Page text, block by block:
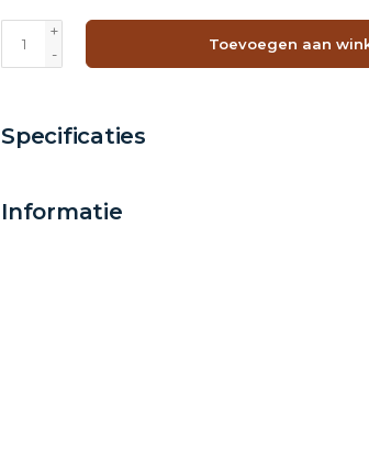
+
-
Toevoegen aan
Specificaties
Informatie